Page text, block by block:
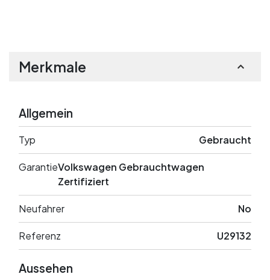
Merkmale
Allgemein
Typ Gebraucht
GarantieVolkswagen Gebrauchtwagen
Zertifiziert
Neufahrer No
Referenz U29132
Aussehen